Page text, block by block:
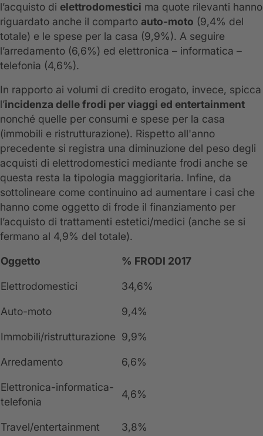
l’acquisto di elettrodomestici ma quote rilevanti hanno
riguardato anche il comparto auto-moto (9,4% del
totale) e le spese per la casa (9,9%). A seguire
l’arredamento (6,6%) ed elettronica – informatica –
telefonia (4,6%).
In rapporto ai volumi di credito erogato, invece, spicca
l’incidenza delle frodi per viaggi ed entertainment
nonché quelle per consumi e spese per la casa
(immobili e ristrutturazione). Rispetto all'anno
precedente si registra una diminuzione del peso degli
acquisti di elettrodomestici mediante frodi anche se
questa resta la tipologia maggioritaria. Infine, da
sottolineare come continuino ad aumentare i casi che
hanno come oggetto di frode il finanziamento per
l’acquisto di trattamenti estetici/medici (anche se si
fermano al 4,9% del totale).
Oggetto
% FRODI 2017
Elettrodomestici 34,6%
Auto-moto 9,4%
Immobili/ristrutturazione 9,9%
Arredamento 6,6%
Elettronica-informatica-
telefonia
4,6%
Travel/entertainment 3,8%